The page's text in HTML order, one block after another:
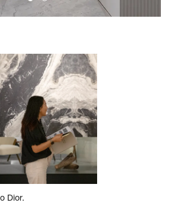
Dior.